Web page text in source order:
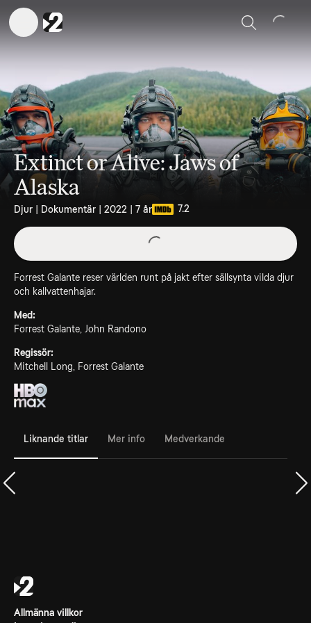
Sök
Extinct or Alive: Jaws of
Alaska
Djur | Dokumentär | 2022 | 7 år 7.2
Forrest Galante reser världen runt på jakt efter sällsynta vilda djur
och kallvattenhajar.
Med:
Forrest Galante, John Randono
Regissör:
Mitchell Long, Forrest Galante
Liknande titlar Mer info Medverkande
Allmänna villkor